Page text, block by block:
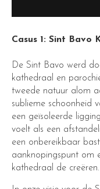
Casus 1: Sint Bavo
De Sint Bavo werd
kathedraal en
tweede natuur alom
sublieme schoonheid
een geïsoleerde
voelt als een
een onbereikbaar
aanknopingspunt om
kathedraal de creëren.